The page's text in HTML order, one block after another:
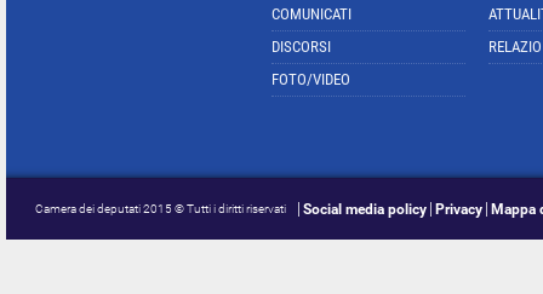
COMUNICATI
DISCORSI
FOTO/VIDEO
Camera dei deputati 2015 © Tutti i diritti riservati Social media policy Privacy Mappa